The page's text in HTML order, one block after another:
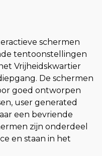
schermen
tentoonstellingen
Vrijheidskwartier
De schermen
goed ontworpen
user generated
een bevriende
zijn onderdeel
en staan in het